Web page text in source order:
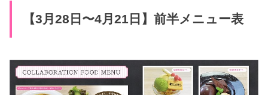
【3月28日〜4月21日】前半メニュー表